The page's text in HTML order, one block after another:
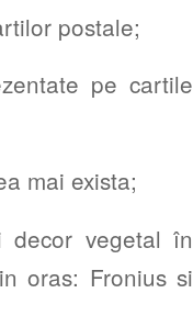
postale;
pe cartile
mai exista;
vegetal în
oras: Fronius si